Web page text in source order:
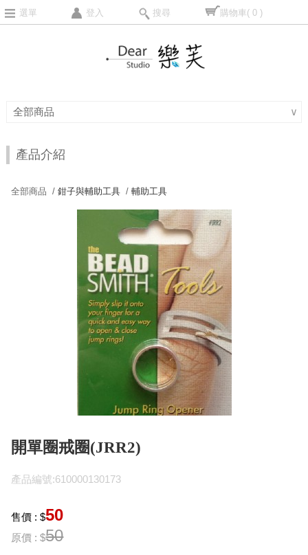
選單 登入 搜尋 購物車( 0 )
全部商品 ∨
產品介紹
全部商品 /鉗子與輔助工具 /輔助工具
開單圈戒圈(JRR2)
產品編號:610000130173
售價 : $50
原價 : $50